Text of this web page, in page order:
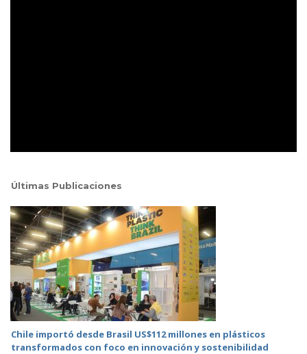
Últimas Publicaciones
Chile importó desde Brasil US$112 millones en plásticos
transformados con foco en innovación y sostenibilidad